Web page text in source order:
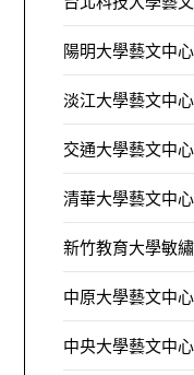
陽明大學藝文中心
淡江大學藝文中心
交通大學藝文中心
清華大學藝文中心
新竹教育大學敏
中原大學藝文中心
中央大學藝文中心